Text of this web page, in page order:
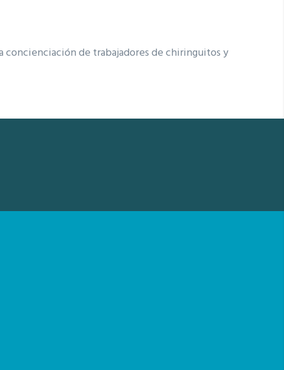
concienciación de trabajadores de chiringuitos y